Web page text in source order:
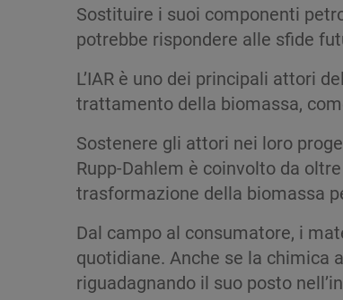
Sostituire i suoi componenti
potrebbe rispondere alle sfide
L’IAR è uno dei principali attori
trattamento della biomassa,
Sostenere gli attori nei loro
Rupp-Dahlem è coinvolto da
trasformazione della biomassa
Dal campo al consumatore, i
quotidiane. Anche se la chimica
riguadagnando il suo posto